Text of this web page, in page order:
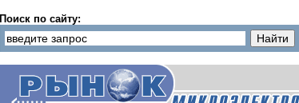
Поиск по сайту: